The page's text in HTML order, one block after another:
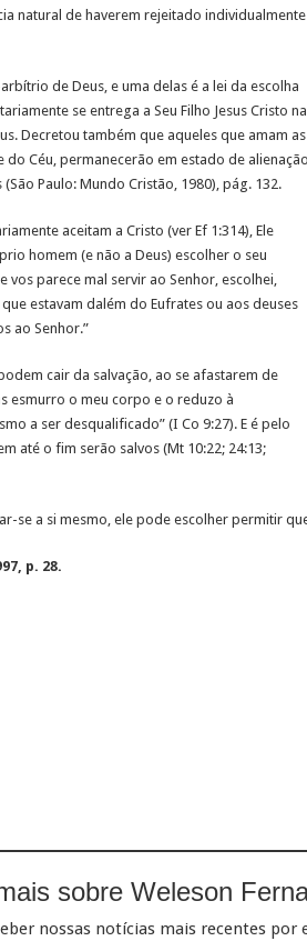
natural de haverem rejeitado individualmente
de Deus, e uma delas é a lei da escolha
se entrega a Seu Filho Jesus Cristo na
Decretou também que aqueles que amam as
Céu, permanecerão em estado de alienação
Paulo: Mundo Cristão, 1980), pág. 132.
aceitam a Cristo (ver Ef 1:314), Ele
homem (e não a Deus) escolher o seu
vos parece mal servir ao Senhor, escolhei,
estavam dalém do Eufrates ou aos deuses
ao Senhor.”
cair da salvação, ao se afastarem de
esmurro o meu corpo e o reduzo à
a ser desqualificado” (I Co 9:27). E é pelo
até o fim serão salvos (Mt 10:22; 24:13;
se a si mesmo, ele pode escolher permitir
p. 28.
sobre Weleson
nossas notícias mais recentes por